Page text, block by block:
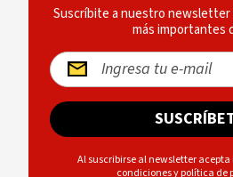
Suscríbite a nuestro newsletter
más importantes
Al suscribirse al newsletter acepta
condicionesypolítica de